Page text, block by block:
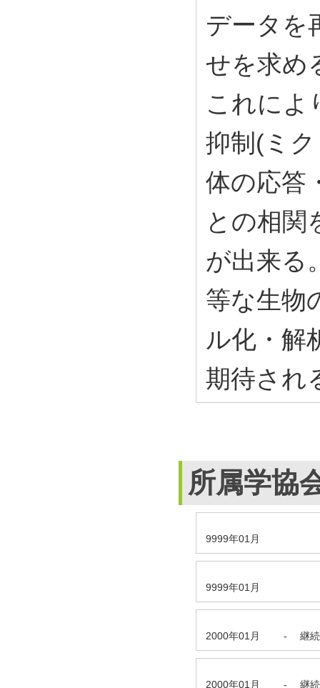
データを
せを求め
これによ
抑制(ミ
体の応答
との相関
が出来る
等な生物
ル化・解
期待され
所属学協
9999年01月
9999年01月
2000年01月 - 継
2000年01月 - 継